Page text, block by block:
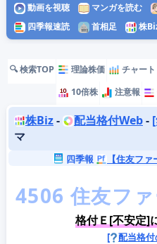
動画を視聴
マンガを読む
四季報速読
首相足 株
🔍 検索TOP 理論株価 チャート
10倍株
注意報
株Biz- 配当格付Web-
マ
四季報 【住友フ
格付Ｅ[不安定]
[ 配当格